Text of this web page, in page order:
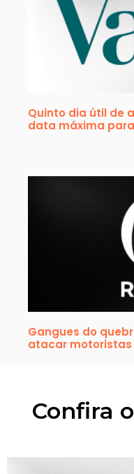
Quinto dia útil de
data máxima
Gangues do
atacar motoristas
Confira